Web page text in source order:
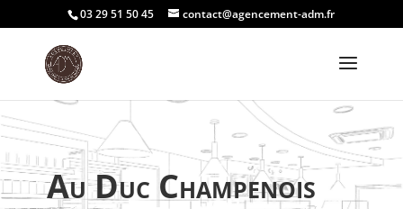
03 29 51 50 45 contact@agencement-adm.fr
Au Duc Champenois